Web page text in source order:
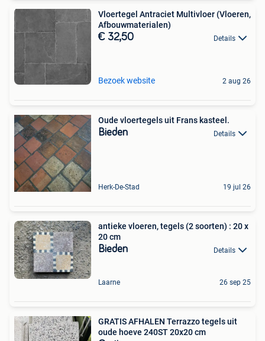
Vloertegel Antraciet Multivloer (Vloeren,
Afbouwmaterialen)
€ 32,50 Details
Bezoek website 2 aug 26
Oude vloertegels uit Frans kasteel.
Bieden Details
Herk-De-Stad 19 jul 26
antieke vloeren, tegels (2 soorten) : 20 x
20 cm
Bieden Details
Laarne 26 sep 25
GRATIS AFHALEN Terrazzo tegels uit
oude hoeve 240ST 20x20 cm